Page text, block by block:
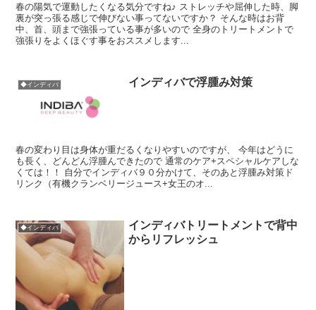
春の陽気で運動したくなる気分ですね♪ ストレッチや屈伸した時、脚
裏が突っ張る感じで伸びない事ってないですか？ そんな時はお背
中、首、頭まで強張っている事が多いので 全身のトリートメントで
強張りをよくほぐす事をおススメします...
◆インディバ インディバで浮腫み対策
春の変わり目は身体が重だるくなりやすいのですが、 今年はどうに
も長く、どんどん浮腫んできたので 通常のケア+スペシャルケアしな
くては！！ 自分でインディバ９０分かけて、そのあと浮腫み対策ド
リンク（有機クランベリージュース+女王のオ...
◆インディバ
インディバトリートメントで背中
からリフレッシュ